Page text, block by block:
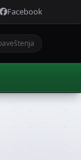
Facebook